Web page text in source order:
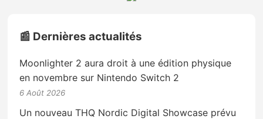
📰 Dernières actualités
Moonlighter 2 aura droit à une édition physique
en novembre sur Nintendo Switch 2
6 Août 2026
Un nouveau THQ Nordic Digital Showcase prévu